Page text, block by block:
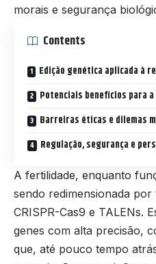
morais e segurança
Contents
Edição genética aplicada à
Potenciais benefícios para
Barreiras éticas e dilemas
Regulação, segurança e
A fertilidade, enquanto
sendo redimensionada
CRISPR-Cas9 e TALENs.
genes com alta precisão,
que, até pouco tempo